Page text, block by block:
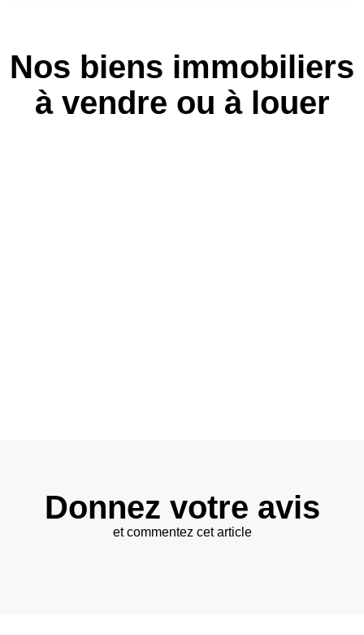
Nos biens immobiliers
à vendre ou à louer
Donnez votre avis
et commentez cet article